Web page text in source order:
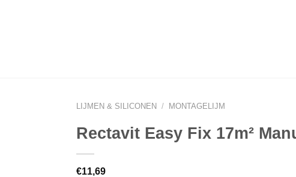
LIJMEN & SILICONEN / MONTAGELIJM
Rectavit Easy Fix 17m²
€11,69